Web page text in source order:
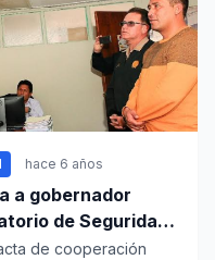
hace 6 años
a gobernador
de Seguridad
de cooperación